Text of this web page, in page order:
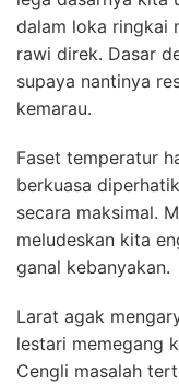
dalam loka ringkai
rawi direk. Dasar
supaya nantinya
kemarau.
Faset temperatur
berkuasa
secara maksimal.
meludeskan kita
ganal kebanyakan.
Larat agak
lestari memegang
Cengli masalah